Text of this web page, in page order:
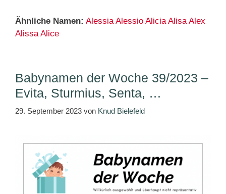
Ähnliche Namen: Alessia Alessio Alicia Alisa Alex
Alissa Alice
Babynamen der Woche 39/2023 –
Evita, Sturmius, Senta, …
29. September 2023 von Knud Bielefeld